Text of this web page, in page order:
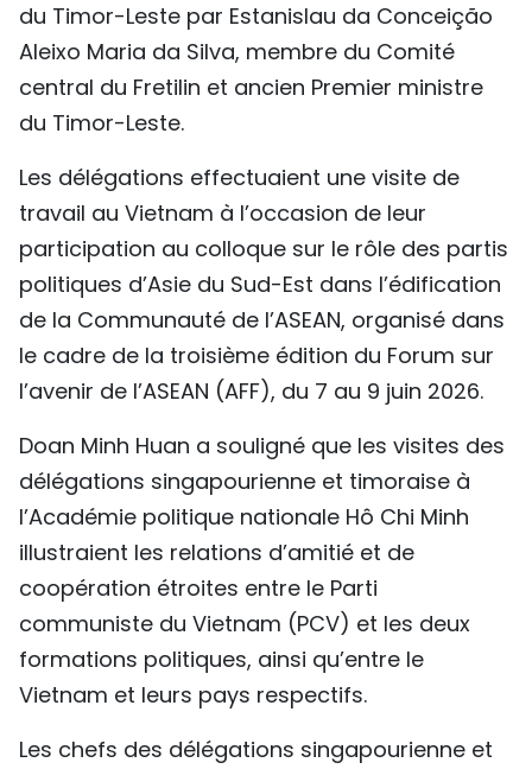
ESPAÑOL
du Timor-Leste par Estanislau da Conceição
Aleixo Maria da Silva, membre du Comité
central du Fretilin et ancien Premier ministre
du Timor-Leste.
Les délégations effectuaient une visite de
travail au Vietnam à l’occasion de leur
participation au colloque sur le rôle des partis
politiques d’Asie du Sud-Est dans l’édification
de la Communauté de l’ASEAN, organisé dans
le cadre de la troisième édition du Forum sur
l’avenir de l’ASEAN (AFF), du 7 au 9 juin 2026.
Doan Minh Huan a souligné que les visites des
délégations singapourienne et timoraise à
l’Académie politique nationale Hô Chi Minh
illustraient les relations d’amitié et de
coopération étroites entre le Parti
communiste du Vietnam (PCV) et les deux
formations politiques, ainsi qu’entre le
Vietnam et leurs pays respectifs.
Les chefs des délégations singapourienne et